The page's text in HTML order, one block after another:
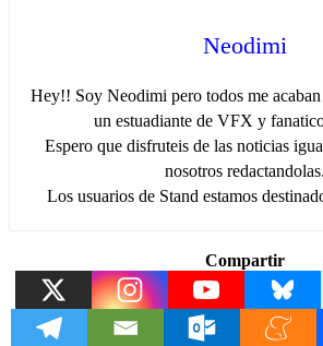
Neodimi
Hey!! Soy Neodimi pero todos me
un estuadiante de VFX y
Espero que disfruteis de las noticias
nosotros redactandolas.
Los usuarios de Stand estamos
Compartir